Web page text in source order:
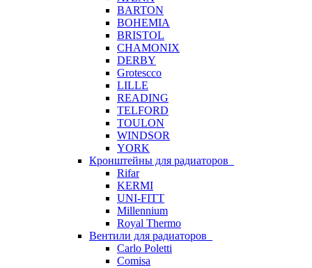
BARTON
BOHEMIA
BRISTOL
CHAMONIX
DERBY
Grotescco
LILLE
READING
TELFORD
TOULON
WINDSOR
YORK
Кронштейны для радиаторов
Rifar
KERMI
UNI-FITT
Millennium
Royal Thermo
Вентили для радиаторов
Carlo Poletti
Comisa